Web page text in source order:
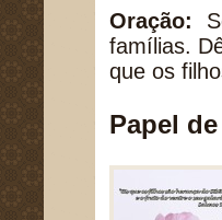
Oração:
famílias.
que os
Papel